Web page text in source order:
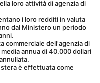
loro attività di agenzia di
dal Ministero un periodo
annua di 40.000 dollari